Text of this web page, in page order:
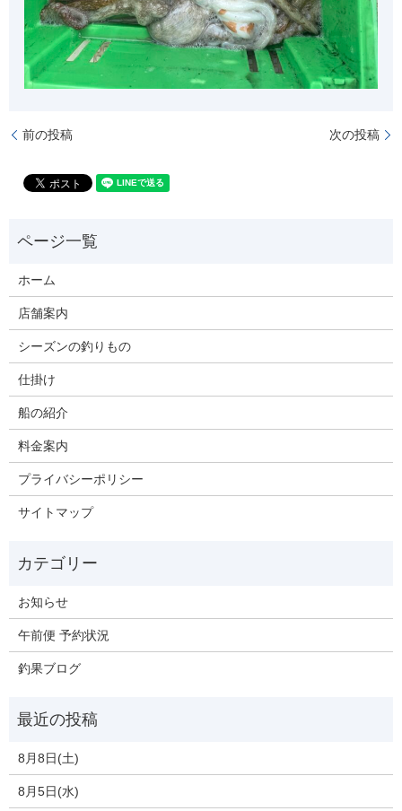
前の投稿 次の投稿
ホーム
店舗案内
シーズンの釣りもの
仕掛け
船の紹介
料金案内
プライバシーポリシー
サイトマップ
お知らせ
午前便 予約状況
釣果ブログ
8月8日(土)
8月5日(水)